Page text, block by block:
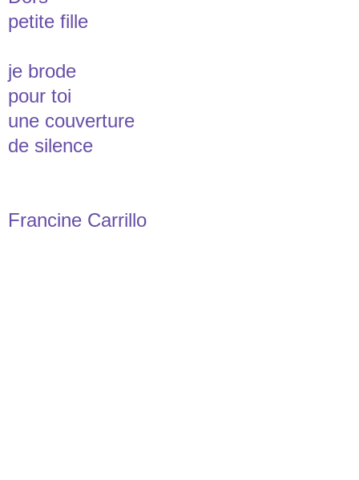
petite fille
je brode
pour toi
une couverture
de silence
Francine Carrillo